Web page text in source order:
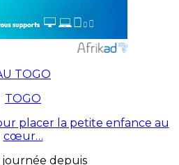
TOGO
TOGO
placer la petite enfance au
cœur…
journée depuis